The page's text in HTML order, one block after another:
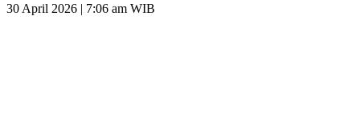
30 April 2026 | 7:06 am WIB